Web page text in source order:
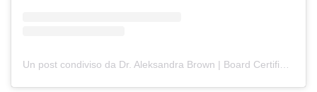
Un post condiviso da Dr. Aleksandra Brown | Board Certified Dermatologist (@draleksandrabrown)